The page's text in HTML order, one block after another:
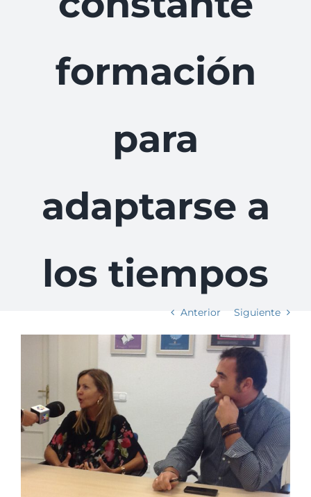
formación
para
adaptarse a
los tiempos
Anterior Siguiente